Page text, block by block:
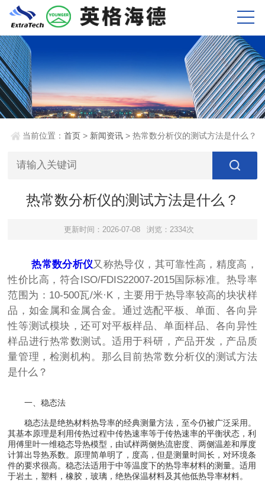
当前位置：首页 > 新闻资讯 > 热常数分析仪的测试方法是什么？
热常数分析仪的测试方法是什么？
更新时间：2026-07-08 浏览：2334次
热常数分析仪又称热导仪，其可靠性高，精度高，
性价比高，符合ISO/FDIS22007-2015国际标准。热导率
范围为：10-500瓦/米·K，主要用于热导率较高的块状样
品，如金属和金属合金。通过选配平板、单面、各向异
性等测试模块，还可对平板样品、单面样品、各向异性
样品进行热常数测试。适用于科研，产品开发，产品质
量管理，检测机构。那么目前热常数分析仪的测试方法
是什么？
一、稳态法
稳态法是绝热材料热导率的经典测量方法，至今仍被广泛采用。
其基本原理是利用传热过程中传热速率等于传热速率的平衡状态，利
用傅里叶一维稳态导热模型，由试样两侧热流密度、两侧温差和厚度
计算出导热系数。原理简单明了，度高，但是测量时间长，对环境条
件的要求很高。稳态法适用于中等温度下的热导率材料的测量。适用
于岩土，塑料，橡胶，玻璃，绝热保温材料及其他低热导率材料。